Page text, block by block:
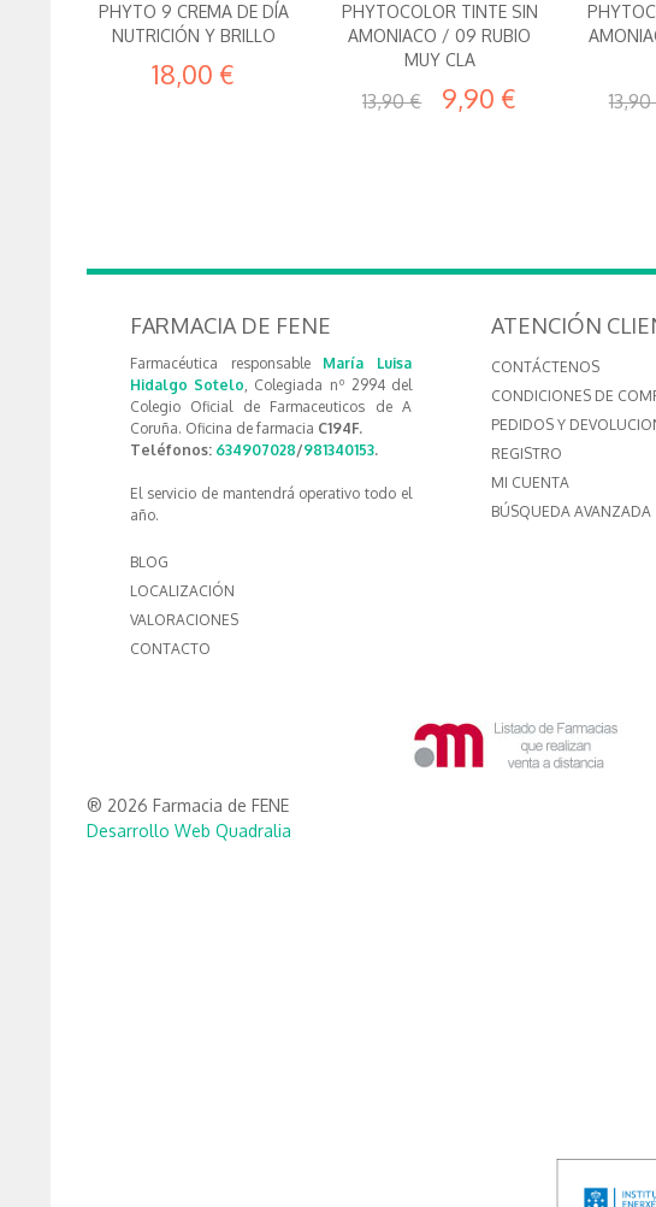
PHYTO 9 CREMA DE DÍA
NUTRICIÓN Y BRILLO
18,00 €
PHYTOCOLOR TINTE SIN
AMONIACO / 09 RUBIO
MUY CLA
13,90 € 9,90 €
FARMACIA DE FENE
Farmacéutica responsable María Luisa
Hidalgo Sotelo, Colegiada nº 2994 del
Colegio Oficial de Farmaceuticos de A
Coruña. Oficina de farmacia C194F.
Teléfonos: 634907028/981340153.
El servicio de mantendrá operativo todo el
año.
BLOG
LOCALIZACIÓN
VALORACIONES
CONTACTO
ATENCIÓN
CONTÁCTENOS
CONDICIONES DE
PEDIDOS Y
REGISTRO
MI CUENTA
BÚSQUEDA AVANZADA
® 2026 Farmacia de FENE
Desarrollo Web Quadralia